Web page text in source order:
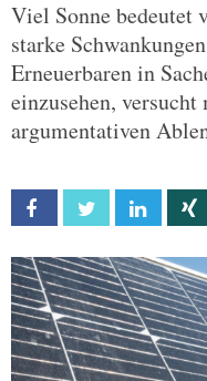
Viel Sonne bedeutet
starke
Erneuerbaren in
einzusehen,
argumentativen
Facebook Twitter Linkedin